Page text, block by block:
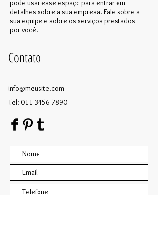
pode usar esse espaço para entrar em
detalhes sobre a sua empresa. Fale sobre a
sua equipe e sobre os serviços prestados
por você.
Contato
info@meusite.com
Tel: 011-3456-7890